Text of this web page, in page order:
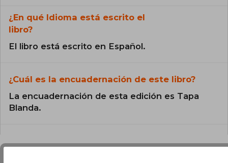
¿En qué Idioma está escrito el
libro?
El libro está escrito en Español.
¿Cuál es la encuadernación de este libro?
La encuadernación de esta edición es Tapa
Blanda.